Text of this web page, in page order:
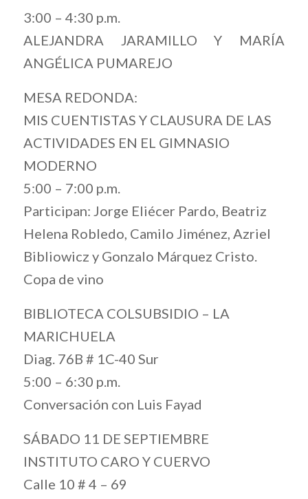
3:00 – 4:30 p.m.
ALEJANDRA JARAMILLO Y MARÍA
ANGÉLICA PUMAREJO
MESA REDONDA:
MIS CUENTISTAS Y CLAUSURA DE LAS
ACTIVIDADES EN EL GIMNASIO
MODERNO
5:00 – 7:00 p.m.
Participan: Jorge Eliécer Pardo, Beatriz
Helena Robledo, Camilo Jiménez, Azriel
Bibliowicz y Gonzalo Márquez Cristo.
Copa de vino
BIBLIOTECA COLSUBSIDIO – LA
MARICHUELA
Diag. 76B # 1C-40 Sur
5:00 – 6:30 p.m.
Conversación con Luis Fayad
SÁBADO 11 DE SEPTIEMBRE
INSTITUTO CARO Y CUERVO
Calle 10 # 4 – 69